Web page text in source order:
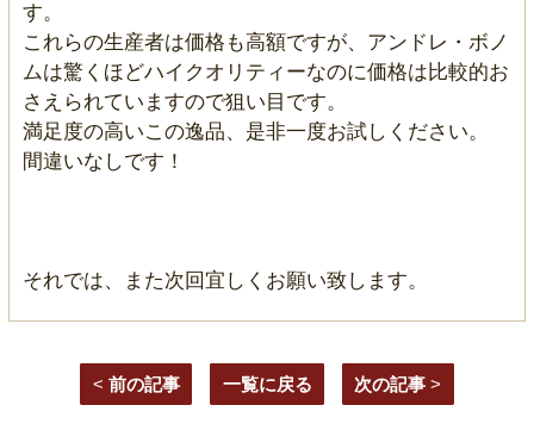
す。
これらの生産者は価格も高額ですが、アンドレ・ボノ
ムは驚くほどハイクオリティーなのに価格は比較的お
さえられていますので狙い目です。
満足度の高いこの逸品、是非一度お試しください。
間違いなしです！
それでは、また次回宜しくお願い致します。
< 前の記事 一覧に戻る 次の記事 >